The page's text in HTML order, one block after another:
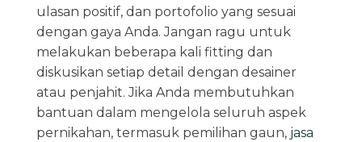
ulasan positif, dan portofolio yang sesuai
dengan gaya Anda. Jangan ragu untuk
melakukan beberapa kali fitting dan
diskusikan setiap detail dengan desainer
atau penjahit. Jika Anda membutuhkan
bantuan dalam mengelola seluruh aspek
pernikahan, termasuk pemilihan gaun, jasa